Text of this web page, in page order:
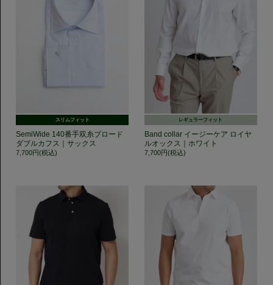
スリムフィット
SemiWide 140番手双糸ブロード
ダブルカフス｜サックス
7,700円(税込)
レギュラーフィット
Band collar イージーケア ロイヤ
ルオックス｜ホワイト
7,700円(税込)